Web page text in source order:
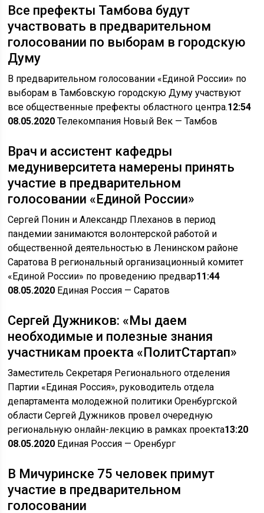
Все префекты Тамбова будут
участвовать в предварительном
голосовании по выборам в городскую
Думу
В предварительном голосовании «Единой России» по
выборам в Тамбовскую городскую Думу участвуют
все общественные префекты областного центра.12:54
08.05.2020 Телекомпания Новый Век — Тамбов
Врач и ассистент кафедры
медуниверситета намерены принять
участие в предварительном
голосовании «Единой России»
Сергей Понин и Александр Плеханов в период
пандемии занимаются волонтерской работой и
общественной деятельностью в Ленинском районе
Саратова В региональный организационный комитет
«Единой России» по проведению предвар11:44
08.05.2020 Единая Россия — Саратов
Сергей Дужников: «Мы даем
необходимые и полезные знания
участникам проекта «ПолитСтартап»
Заместитель Секретаря Регионального отделения
Партии «Единая Россия», руководитель отдела
департамента молодежной политики Оренбургской
области Сергей Дужников провел очередную
региональную онлайн-лекцию в рамках проекта13:20
08.05.2020 Единая Россия — Оренбург
В Мичуринске 75 человек примут
участие в предварительном
голосовании